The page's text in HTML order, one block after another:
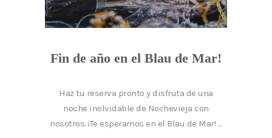
Fin de año en el Blau de Mar!
Haz tu reserva pronto y disfruta de una
noche inolvidable de Nochevieja con
nosotros. ¡Te esperamos en el Blau de Mar! ...